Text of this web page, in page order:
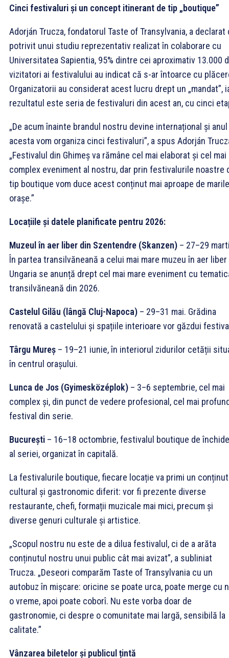
Cinci festivaluri și un concept itinerant de tip „boutique”
Adorján Trucza, fondatorul Taste of Transylvania, a declarat
potrivit unui studiu reprezentativ realizat în colaborare cu
Universitatea Sapientia, 95% dintre cei aproximativ 13.000
vizitatori ai festivalului au indicat că s-ar întoarce cu
Organizatorii au considerat acest lucru drept un „mandat”,
rezultatul este seria de festivaluri din acest an, cu cinci
„De acum înainte brandul nostru devine internațional și anul
acesta vom organiza cinci festivaluri”, a spus Adorján
„Festivalul din Ghimeș va rămâne cel mai elaborat și cel mai
complex eveniment al nostru, dar prin festivalurile noastre
tip boutique vom duce acest conținut mai aproape de marile
orașe.”
Locațiile și datele planificate pentru 2026:
Muzeul în aer liber din Szentendre (Skanzen) – 27–29
În partea transilvăneană a celui mai mare muzeu în aer
Ungaria se anunță drept cel mai mare eveniment cu
transilvăneană din 2026.
Castelul Gilău (lângă Cluj-Napoca) – 29–31 mai. Grădina
renovată a castelului și spațiile interioare vor găzdui
Târgu Mureș – 19–21 iunie, în interiorul zidurilor cetății
în centrul orașului.
Lunca de Jos (Gyimesközéplok) – 3–6 septembrie, cel mai
complex și, din punct de vedere profesional, cel mai
festival din serie.
București – 16–18 octombrie, festivalul boutique de
al seriei, organizat în capitală.
La festivalurile boutique, fiecare locație va primi un conținut
cultural și gastronomic diferit: vor fi prezente diverse
restaurante, chefi, formații muzicale mai mici, precum și
diverse genuri culturale și artistice.
„Scopul nostru nu este de a dilua festivalul, ci de a arăta
conținutul nostru unui public cât mai avizat”, a subliniat
Trucza. „Deseori comparăm Taste of Transylvania cu un
autobuz în mișcare: oricine se poate urca, poate merge cu
o vreme, apoi poate coborî. Nu este vorba doar de
gastronomie, ci despre o comunitate mai largă, sensibilă la
calitate.”
Vânzarea biletelor și publicul țintă